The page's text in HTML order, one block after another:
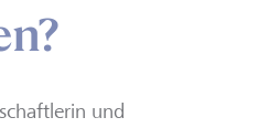
und